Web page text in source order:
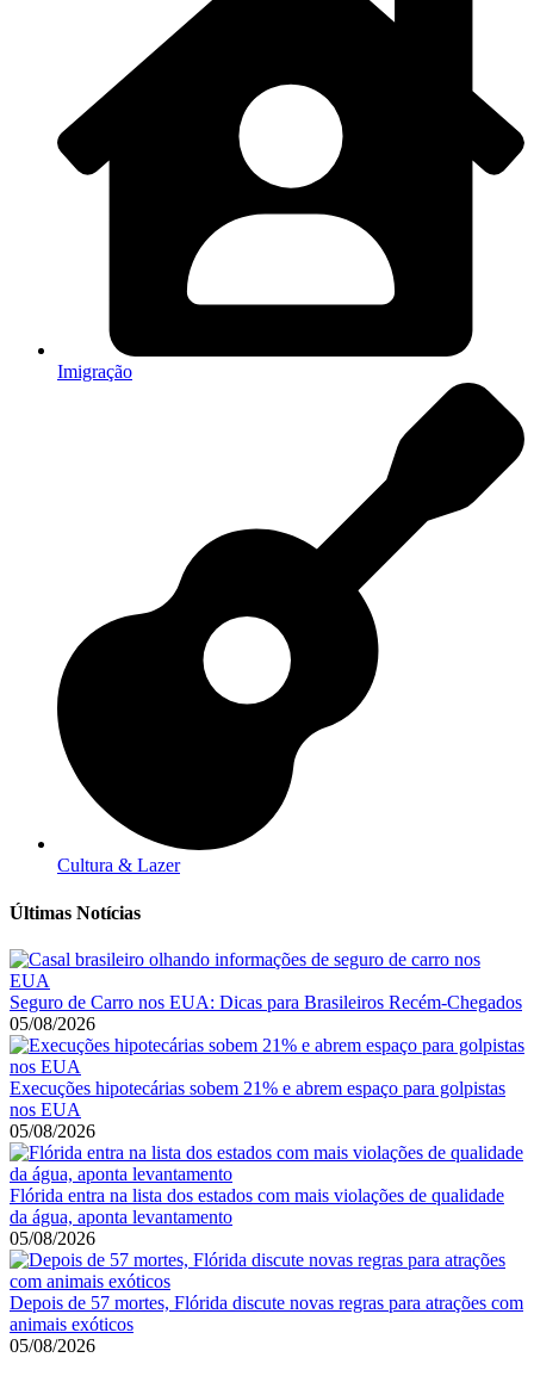
Imigração
Cultura & Lazer
Últimas Notícias
Seguro de Carro nos EUA: Dicas para Brasileiros Recém-Chegados
05/08/2026
Execuções hipotecárias sobem 21% e abrem espaço para golpistas
nos EUA
05/08/2026
Flórida entra na lista dos estados com mais violações de qualidade
da água, aponta levantamento
05/08/2026
Depois de 57 mortes, Flórida discute novas regras para atrações com
animais exóticos
05/08/2026